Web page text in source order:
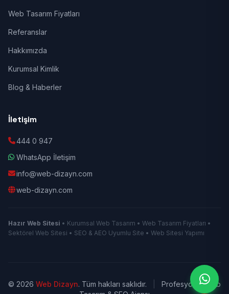
Web Tasarım Fiyatları
Referanslar
Hakkımızda
Kurumsal Kimlik
Blog & Haberler
İletişim
444 0 947
WhatsApp İletişim
info@web-dizayn.com
web-dizayn.com
Hazır Web Sitesi • Kurumsal Web Tasarım • Web Tasarım Fiyatları •
Sektörel Web Sitesi • SEO & AEO Uyumlu Site • Web Sitesi Yapımı
© 2026 Web Dizayn. Tüm hakları saklıdır.
Profesyonel Web